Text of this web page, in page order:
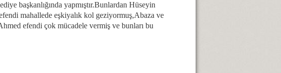
başkanlığında yapmıştır.Bunlardan Hüseyin
mahallede eşkiyalık kol geziyormuş,Abaza ve
efendi çok mücadele vermiş ve bunları bu